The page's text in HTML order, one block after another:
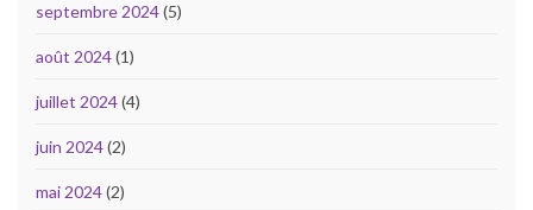
septembre 2024(5)
août 2024(1)
juillet 2024(4)
juin 2024(2)
mai 2024(2)